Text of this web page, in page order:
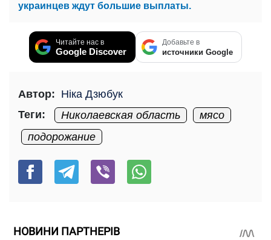
украинцев ждут большие выплаты.
Читайте нас в
Google Discover
Добавьте в
источники Google
Автор: Ніка Дзюбук
Теги:
Николаевская область
мясо
подорожание
НОВИНИ ПАРТНЕРІВ